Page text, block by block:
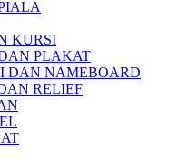
KURSI
PLAKAT
DAN NAMEBOARD
RELIEF